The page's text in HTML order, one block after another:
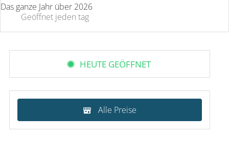
Das ganze Jahr über 2026
Geöffnet jeden tag
HEUTE GEÖFFNET
Alle Preise